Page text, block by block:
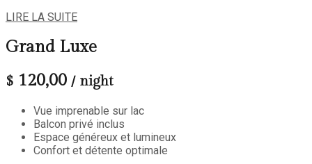
LIRE LA SUITE
Grand Luxe
$ 120,00 / night
Vue imprenable sur lac
Balcon privé inclus
Espace généreux et lumineux
Confort et détente optimale